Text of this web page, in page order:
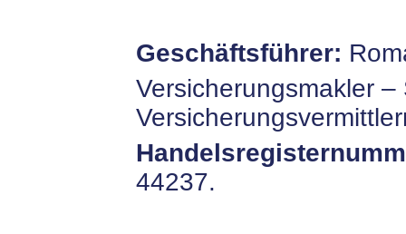
Geschäftsführer:
Versicherungsmakler
44237.